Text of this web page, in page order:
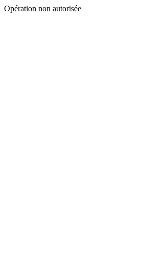
Opération non autorisée